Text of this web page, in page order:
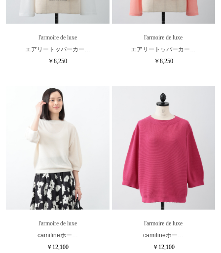
l'armoire de luxe
エアリートッパーカー…
￥8,250
l'armoire de luxe
エアリートッパーカー…
￥8,250
l'armoire de luxe
camifineホー…
￥12,100
l'armoire de luxe
camifineホー…
￥12,100